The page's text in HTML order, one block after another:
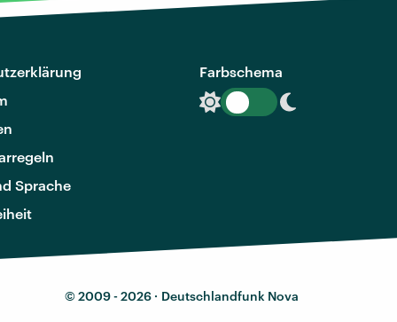
Sprache
Farbschema
© 2009 - 2026 · Deutschlandfunk Nova